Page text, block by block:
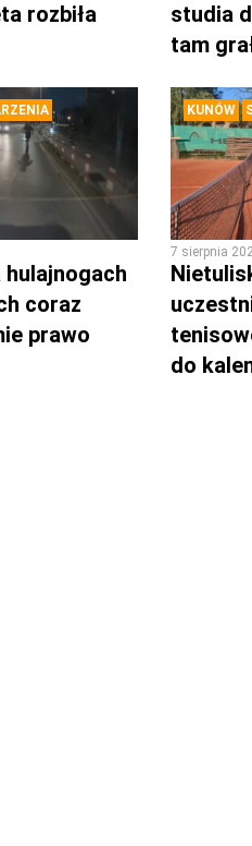
rozbiła
studia
tam
hulajnogach
coraz
prawo
KUNÓW
7 sierpnia
do